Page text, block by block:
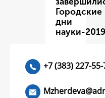
Городские
дни
науки-2019
+7 (383) 227-